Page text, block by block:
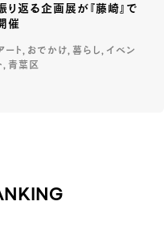
り返る企画展が『藤崎』で
催
ート, おでかけ, 暮らし, イベン
, 青葉区